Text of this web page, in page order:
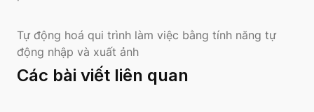
Tự động hoá qui trình làm việc bằng tính năng tự
động nhập và xuất ảnh
Các bài viết liên quan